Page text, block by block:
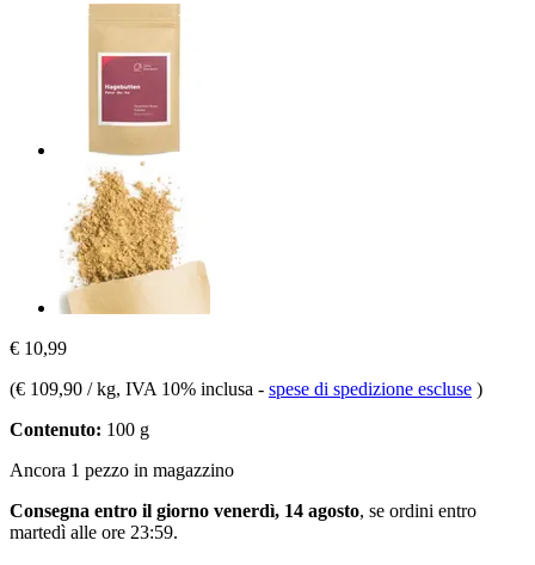
€ 10,99
(€ 109,90 / kg, IVA 10% inclusa - spese di spedizione escluse )
Contenuto: 100 g
Ancora 1 pezzo in magazzino
Consegna entro il giorno venerdì, 14 agosto, se ordini entro
martedì alle ore 23:59.